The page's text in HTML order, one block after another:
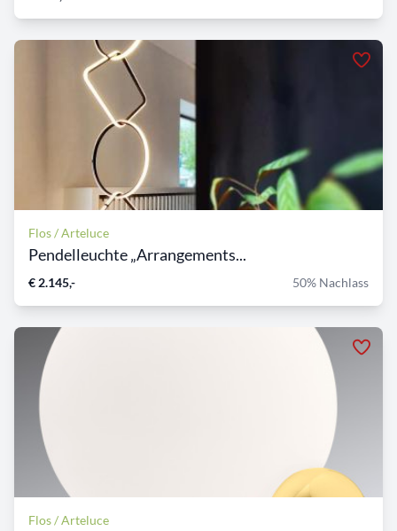
Flos / Arteluce
Pendelleuchte „Arrangements...
€ 2.145,- 50% Nachlass
Flos / Arteluce